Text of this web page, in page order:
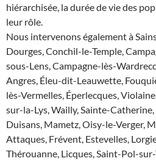
hiérarchisée, la durée de vie des
leur rôle.
Nous intervenons également à
Dourges, Conchil-le-Temple,
sous-Lens, Campagne-lès-
Angres, Éleu-dit-Leauwette,
lès-Vermelles, Éperlecques,
sur-la-Lys, Wailly, Sainte-
Duisans, Mametz, Oisy-le-Verger,
Attaques, Frévent, Estevelles,
Thérouanne, Licques, Saint-Pol-